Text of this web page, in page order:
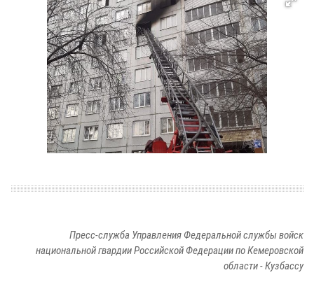
Пресс-служба Управления Федеральной службы войск
национальной гвардии Российской Федерации по Кемеровской
области - Кузбассу